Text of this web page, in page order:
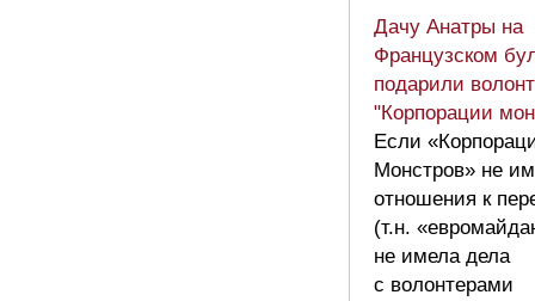
Дачу Анатры на
Французском
подарили
"Корпорации
Если
Монстров» не
отношения к
(т.н.
не имела дела
с волонтерами